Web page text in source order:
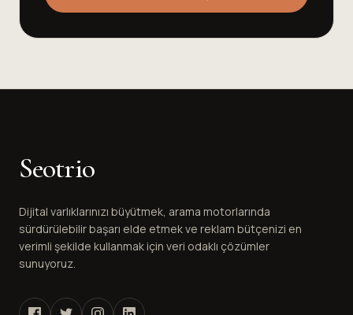
Seotrio
Dijital varlıklarınızı büyütmek, arama motorlarında
sürdürülebilir başarı elde etmek ve reklam bütçenizi en
verimli şekilde kullanmak için veri odaklı çözümler
sunuyoruz.